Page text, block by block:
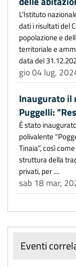
L’Istituto
dati i risultati del
popolazione e
territoriale e
data del
gio 04 lug,
Inaugurato il
Puggelli:
È stato
polivalente
Tinaia”, così
struttura della
privati, per ....
sab 18 mar,
Eventi